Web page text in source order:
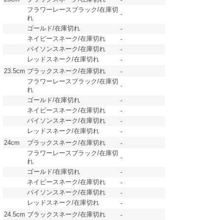
フラワーレースブラック/在庫切
れ
-
ゴールド/在庫切れ
-
ネイビースネーク/在庫切れ
-
パイソンスネーク/在庫切れ
-
レッドスネーク/在庫切れ
-
23.5cm ブラックスネーク/在庫切れ
-
フラワーレースブラック/在庫切
れ
-
ゴールド/在庫切れ
-
ネイビースネーク/在庫切れ
-
パイソンスネーク/在庫切れ
-
レッドスネーク/在庫切れ
-
24cm
ブラックスネーク/在庫切れ
-
フラワーレースブラック/在庫切
れ
-
ゴールド/在庫切れ
-
ネイビースネーク/在庫切れ
-
パイソンスネーク/在庫切れ
-
レッドスネーク/在庫切れ
-
24.5cm ブラックスネーク/在庫切れ -